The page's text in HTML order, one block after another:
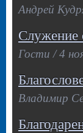
Андрей
Служение
Гости / 4
Владимир